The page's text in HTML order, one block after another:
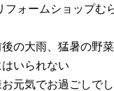
フォームショップ
の大雨、猛暑の野
いられない
元気でお過ごしでし